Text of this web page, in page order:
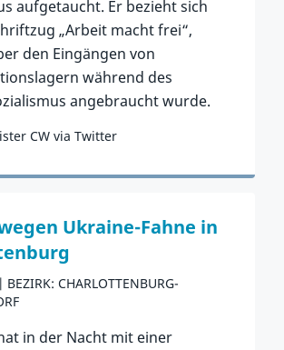
aufgetaucht. Er bezieht sich
„Arbeit macht frei“,
den Eingängen von
während des
angebraucht wurde.
CW via Twitter
Ukraine-Fahne in
BEZIRK: CHARLOTTENBURG-
in der Nacht mit einer